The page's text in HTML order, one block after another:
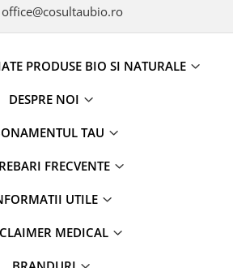
office@cosultaubio.ro
PRODUSE BIO SI NATURALE
DESPRE NOI
TAU
FRECVENTE
UTILE
MEDICAL